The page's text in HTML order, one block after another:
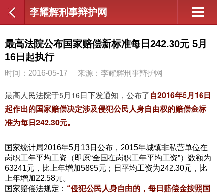
李耀辉刑事辩护网
最高法院公布国家赔偿新标准每日242.30元 5月
16日起执行
时间：2016-05-17 来源：李耀辉刑事辩护网
最高人民法院于5月16日下发通知，公布了自2016年5月16日
起作出的国家赔偿决定涉及侵犯公民人身自由权的赔偿金标
准为每日242.30元。
国家统计局2016年5月13日公布，2015年城镇非私营单位在
岗职工年平均工资（即原“全国在岗职工年平均工资”）数额为
63241元，比上年增加5895元；日平均工资为242.30元，比
上年增加22.58元。
国家赔偿法规定： “侵犯公民人身自由的，每日赔偿金按照国